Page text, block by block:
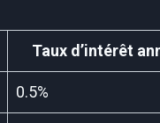
Taux d’intérêt
0.5%